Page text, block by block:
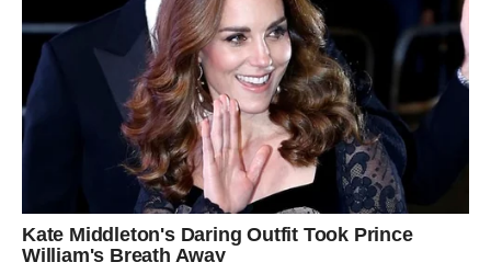
Upravo takvi trenuci čekaju neke znakove ovog
ponedjeljka.